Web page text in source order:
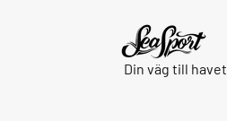
Din väg till havet